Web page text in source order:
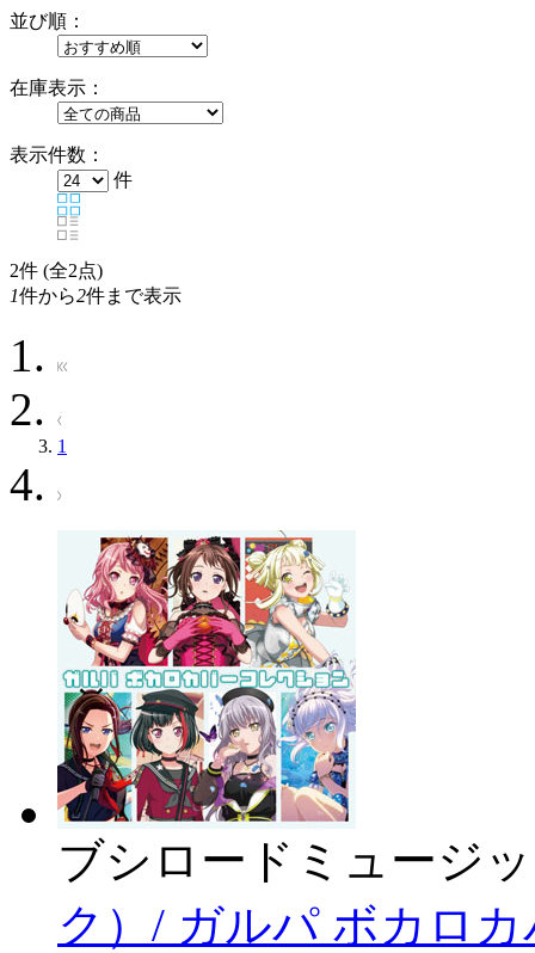
並び順：
在庫表示：
表示件数：
件
2件 (全2点)
1件から2件まで表示
1
ブシロードミュージ
ク）/ ガルパ ボカロ